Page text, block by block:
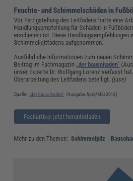
Feuchte- und Schimmelschäden in
Vor Fertigstellung des Leitfadens hatte eine
Handlungsempfehlung für Schäden in
erschienen ist. Diese Handlungsempfehlungen
Schimmelleitfadens aufgenommen.
Ausführliche Informationen zum neuen
Beitrag im Fachmagazin „der bauschaden“
unser Experte Dr. Wolfgang Lorenz verfasst
Überarbeitung des Leitfadens beteiligt. (juse)
Quelle:„der bauschaden“ (Ausgabe April/Mai 2018)
Fachartikel jetzt herunterladen
Mehr zu den Themen: Schimmelpilz